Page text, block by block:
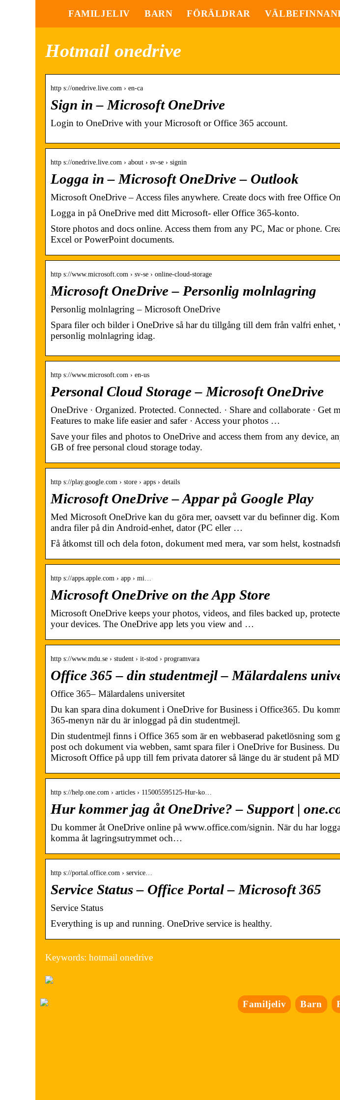
FAMILJELIV BARN FÖRÄLDRAR
Hotmail onedrive
http s://onedrive.live.com › en-ca
Sign in – Microsoft OneDrive
Login to OneDrive with your Microsoft or Office 365 account.
http s://onedrive.live.com › about › sv-se › signin
Logga in – Microsoft OneDrive – Outlook
Microsoft OneDrive – Access files anywhere. Create docs with free Office
Logga in på OneDrive med ditt Microsoft- eller Office 365-konto.
Store photos and docs online. Access them from any PC, Mac or phone.
Excel or PowerPoint documents.
http s://www.microsoft.com › sv-se › online-cloud-storage
Microsoft OneDrive – Personlig molnlagring
Personlig molnlagring – Microsoft OneDrive
Spara filer och bilder i OneDrive så har du tillgång till dem från valfri enhet,
personlig molnlagring idag.
http s://www.microsoft.com › en-us
Personal Cloud Storage – Microsoft OneDrive
OneDrive · Organized. Protected. Connected. · Share and collaborate · Get
Features to make life easier and safer · Access your photos …
Save your files and photos to OneDrive and access them from any device,
GB of free personal cloud storage today.
http s://play.google.com › store › apps › details
Microsoft OneDrive – Appar på Google Play
Med Microsoft OneDrive kan du göra mer, oavsett var du befinner dig.
andra filer på din Android-enhet, dator (PC eller …
Få åtkomst till och dela foton, dokument med mera, var som helst,
http s://apps.apple.com › app › mi…
Microsoft OneDrive on the App Store
Microsoft OneDrive keeps your photos, videos, and files backed up,
your devices. The OneDrive app lets you view and …
http s://www.mdu.se › student › it-stod › programvara
Office 365 – din studentmejl – Mälardalens
Office 365– Mälardalens universitet
Du kan spara dina dokument i OneDrive for Business i Office365. Du
365-menyn när du är inloggad på din studentmejl.
Din studentmejl finns i Office 365 som är en webbaserad paketlösning som
post och dokument via webben, samt spara filer i OneDrive for Business.
Microsoft Office på upp till fem privata datorer så länge du är student på
http s://help.one.com › articles › 115005595125-Hur-ko…
Hur kommer jag åt OneDrive? – Support |
Du kommer åt OneDrive online på www.office.com/signin. När du har
komma åt lagringsutrymmet och…
http s://portal.office.com › service…
Service Status – Office Portal – Microsoft 365
Service Status
Everything is up and running. OneDrive service is healthy.
Keywords: hotmail onedrive
Familjeliv Barn